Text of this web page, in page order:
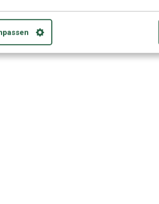
7, 8, en 10 en hoger. Mac OS X 10.9 en
4.4 en hoger, en op een Kindle Fire